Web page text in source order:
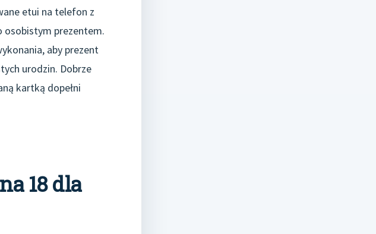
etui na telefon z
osobistym prezentem.
aby prezent
urodzin. Dobrze
kartką dopełni
18 dla